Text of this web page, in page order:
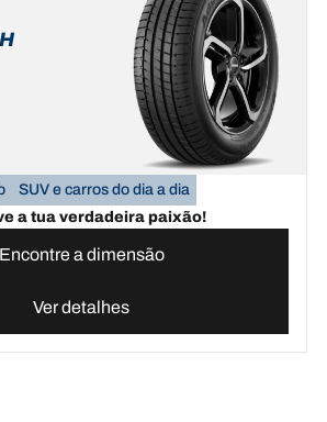
SUV e carros do dia a dia
a tua verdadeira paixão!
Encontre a dimensão
Ver detalhes